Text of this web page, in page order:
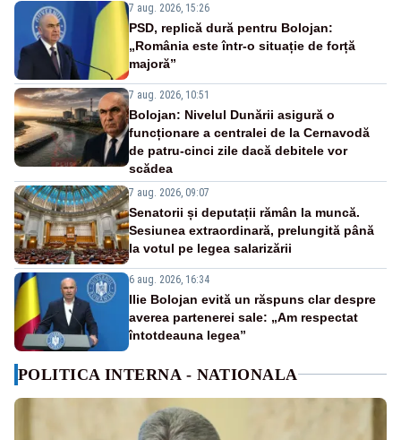
7 aug. 2026, 15:26
PSD, replică dură pentru Bolojan:
„România este într-o situație de forță
majoră”
7 aug. 2026, 10:51
Bolojan: Nivelul Dunării asigură o
funcționare a centralei de la Cernavodă
de patru-cinci zile dacă debitele vor
scădea
7 aug. 2026, 09:07
Senatorii și deputații rămân la muncă.
Sesiunea extraordinară, prelungită până
la votul pe legea salarizării
6 aug. 2026, 16:34
Ilie Bolojan evită un răspuns clar despre
averea partenerei sale: „Am respectat
întotdeauna legea”
POLITICA INTERNA - NATIONALA